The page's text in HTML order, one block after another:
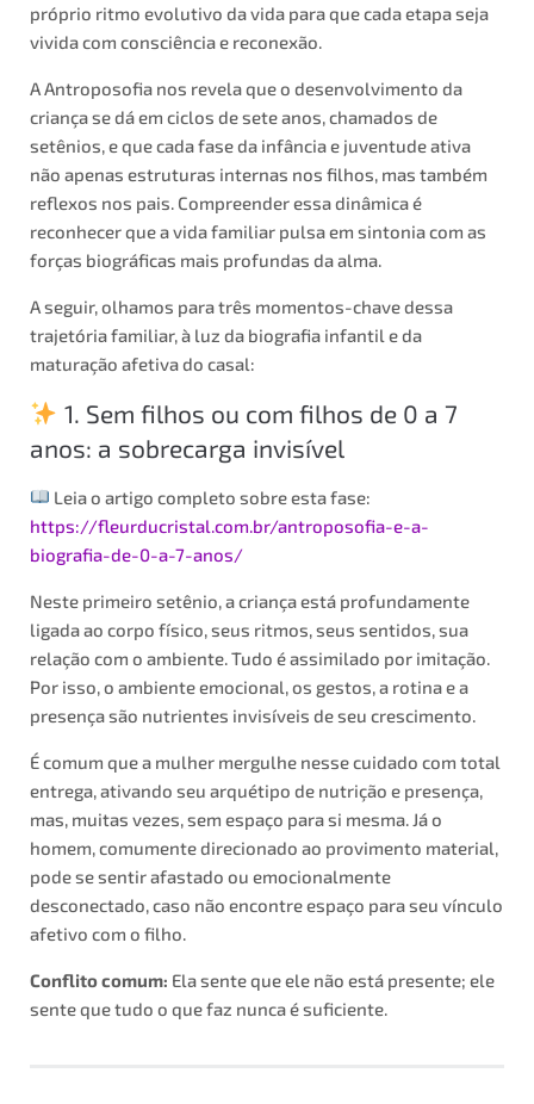
próprio ritmo evolutivo da vida para que cada etapa seja
vivida com consciência e reconexão.
A Antroposofia nos revela que o desenvolvimento da
criança se dá em ciclos de sete anos, chamados de
setênios, e que cada fase da infância e juventude ativa
não apenas estruturas internas nos filhos, mas também
reflexos nos pais. Compreender essa dinâmica é
reconhecer que a vida familiar pulsa em sintonia com as
forças biográficas mais profundas da alma.
A seguir, olhamos para três momentos-chave dessa
trajetória familiar, à luz da biografia infantil e da
maturação afetiva do casal:
1. Sem filhos ou com filhos de 0 a 7
anos: a sobrecarga invisível
Leia o artigo completo sobre esta fase:
https://fleurducristal.com.br/antroposofia-e-a-
biografia-de-0-a-7-anos/
Neste primeiro setênio, a criança está profundamente
ligada ao corpo físico, seus ritmos, seus sentidos, sua
relação com o ambiente. Tudo é assimilado por imitação.
Por isso, o ambiente emocional, os gestos, a rotina e a
presença são nutrientes invisíveis de seu crescimento.
É comum que a mulher mergulhe nesse cuidado com total
entrega, ativando seu arquétipo de nutrição e presença,
mas, muitas vezes, sem espaço para si mesma. Já o
homem, comumente direcionado ao provimento material,
pode se sentir afastado ou emocionalmente
desconectado, caso não encontre espaço para seu vínculo
afetivo com o filho.
Conflito comum: Ela sente que ele não está presente; ele
sente que tudo o que faz nunca é suficiente.